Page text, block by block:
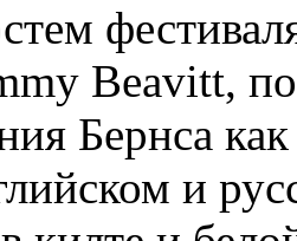
Beavitt,
Бернса
и